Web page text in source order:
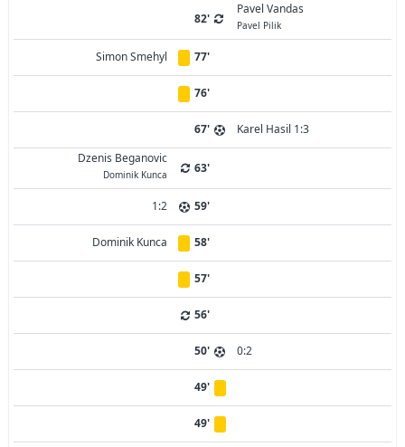
82'
Pavel Vandas
Pavel Pilik
Simon Smehyl 77'
76'
67'
Karel Hasil 1:3
Dzenis Beganovic
Dominik Kunca 63'
1:2 59'
Dominik Kunca 58'
57'
56'
50' 0:2
49'
49'